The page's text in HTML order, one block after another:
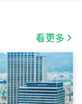
看更多